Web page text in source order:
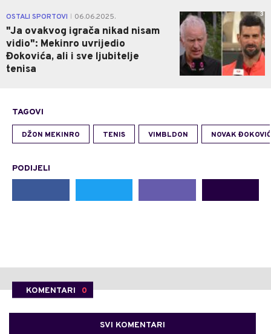
OSTALI SPORTOVI 06.06.2025.
"Ja ovakvog igrača nikad nisam
vidio": Mekinro uvrijedio
Đokovića, ali i sve ljubitelje
tenisa
3
TAGOVI
DŽON MEKINRO TENIS VIMBLDON NOVAK ĐOKOVIĆ
PODIJELI
KOMENTARI 0
SVI KOMENTARI